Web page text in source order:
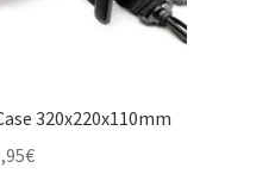
320x220x110mm
€